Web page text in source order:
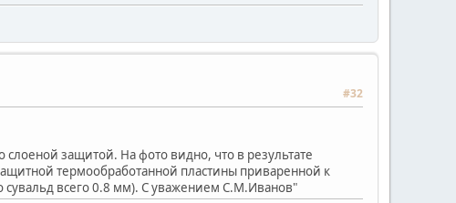
#32
защитой. На фото видно, что в результате
термообработанной пластины приваренной к
сувальд всего 0.8 мм). С уважением С.М.Иванов"